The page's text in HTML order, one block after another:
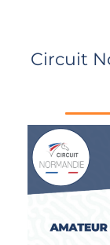
Circuit